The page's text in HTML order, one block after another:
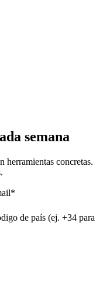
semana
herramientas concretas.
*
de país (ej. +34 para